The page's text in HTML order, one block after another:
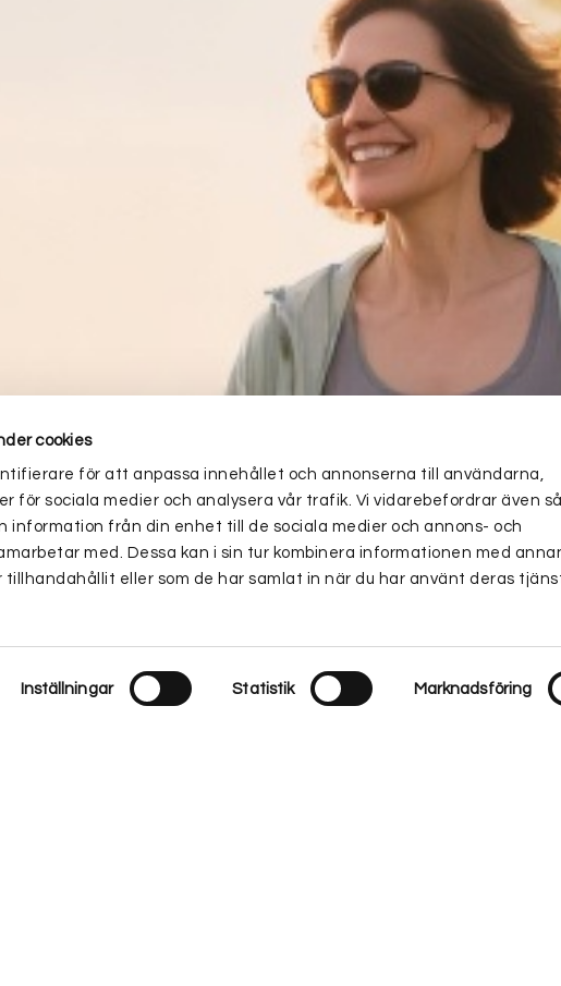
cookies
för att anpassa innehållet och annonserna till användarna,
för sociala medier och analysera vår trafik. Vi vidarebefordrar även
information från din enhet till de sociala medier och annons- och
med. Dessa kan i sin tur kombinera informationen med
tillhandahållit eller som de har samlat in när du har använt deras
Inställningar Statistik Marknadsföring
på vår webbplats. Om du fortsätter att använda denna webbplats kommer